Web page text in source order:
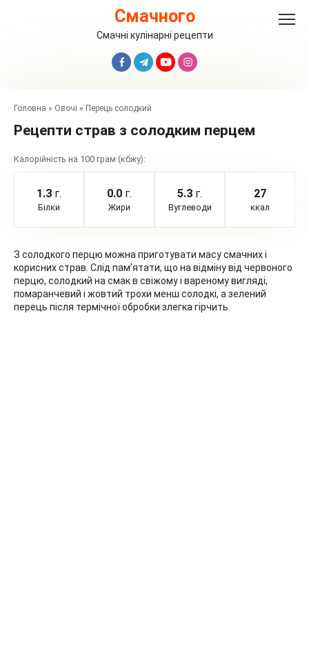
Смачного
Смачні кулінарні рецепти
Головна » Овочі » Перець солодкий
Рецепти страв з солодким перцем
Калорійність на 100 грам (кбжу):
1.3 г.
Білки
0.0 г.
Жири
5.3 г.
Вуглеводи
27
ккал
З солодкого перцю можна приготувати масу смачних і
корисних страв. Слід пам’ятати, що на відміну від червоного
перцю, солодкий на смак в свіжому і вареному вигляді,
помаранчевий і жовтий трохи менш солодкі, а зелений
перець після термічної обробки злегка гірчить.